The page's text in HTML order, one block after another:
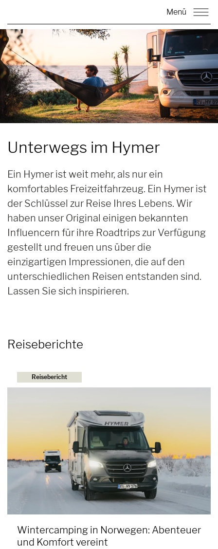
Menü
Unterwegs im Hymer
Ein Hymer ist weit mehr, als nur ein
komfortables Freizeitfahrzeug. Ein Hymer ist
der Schlüssel zur Reise Ihres Lebens. Wir
haben unser Original einigen bekannten
Influencern für ihre Roadtrips zur Verfügung
gestellt und freuen uns über die
einzigartigen Impressionen, die auf den
unterschiedlichen Reisen entstanden sind.
Lassen Sie sich inspirieren.
Reiseberichte
Reisebericht
Wintercamping in Norwegen: Abenteuer
und Komfort vereint